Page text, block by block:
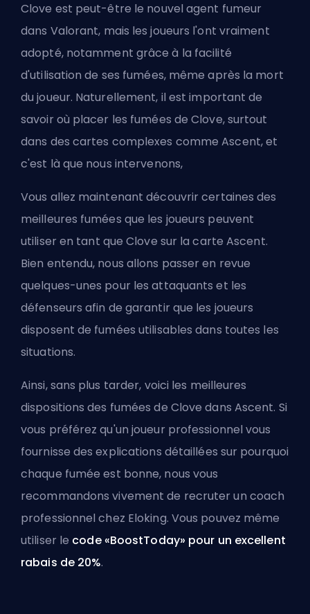
Clove est peut-être le nouvel agent fumeur
dans Valorant, mais les joueurs l'ont vraiment
adopté, notamment grâce à la facilité
d'utilisation de ses fumées, même après la mort
du joueur. Naturellement, il est important de
savoir où placer les fumées de Clove, surtout
dans des cartes complexes comme Ascent, et
c'est là que nous intervenons,
Vous allez maintenant découvrir certaines des
meilleures fumées que les joueurs peuvent
utiliser en tant que Clove sur la carte Ascent.
Bien entendu, nous allons passer en revue
quelques-unes pour les attaquants et les
défenseurs afin de garantir que les joueurs
disposent de fumées utilisables dans toutes les
situations.
Ainsi, sans plus tarder, voici les meilleures
dispositions des fumées de Clove dans Ascent. Si
vous préférez qu'un joueur professionnel vous
fournisse des explications détaillées sur pourquoi
chaque fumée est bonne, nous vous
recommandons vivement de recruter un coach
professionnel chez Eloking. Vous pouvez même
utiliser le code «BoostToday» pour un excellent
rabais de 20%.